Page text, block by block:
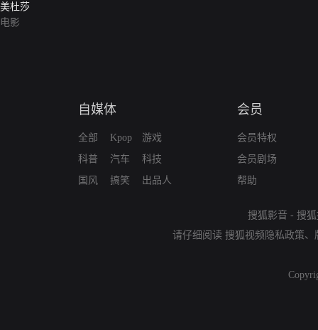
美杜莎
电影
自媒体
全部
科普
国风
Kpop
汽车
搞笑
游戏
科技
出品人
会员
会员特权
会员剧场
帮助
搜狐影音 - 搜
请仔细阅读 搜狐视频隐私政策、